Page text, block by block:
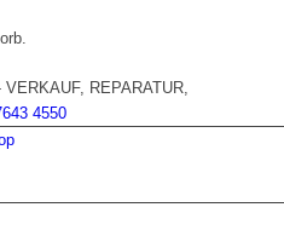
REPARATUR,
4550